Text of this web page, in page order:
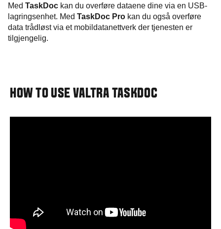
Med TaskDoc kan du overføre dataene dine via en USB-
lagringsenhet. Med TaskDoc Pro kan du også overføre
data trådløst via et mobildatanettverk der tjenesten er
tilgjengelig.
HOW TO USE VALTRA TASKDOC